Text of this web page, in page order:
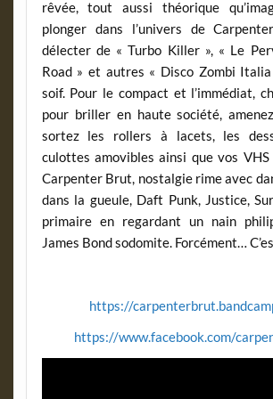
rêvée, tout aussi théorique
plonger dans l’univers de
délecter de « Turbo Killer », « Le
Road » et autres « Disco Zombi Italia
soif. Pour le compact et l’immédiat,
pour briller en haute société, amenez
sortez les rollers à lacets, les
culottes amovibles ainsi que vos VHS
Carpenter Brut, nostalgie rime avec
dans la gueule, Daft Punk, Justice,
primaire en regardant un nain
James Bond sodomite. Forcément…
https://
https://www.facebook.com/